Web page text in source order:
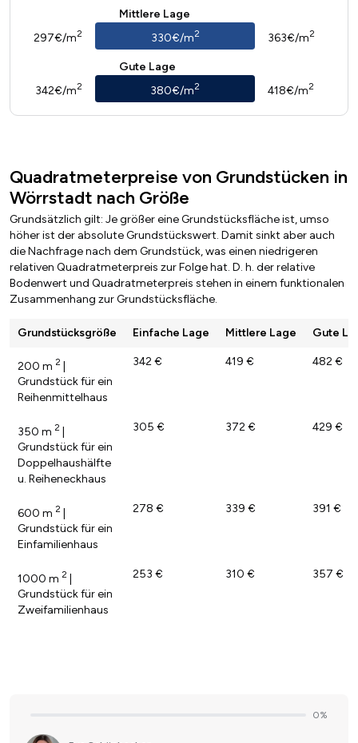
Mittlere Lage
297€/m2 330€/m2 363€/m2
Gute Lage
342€/m2 380€/m2 418€/m2
Quadratmeterpreise von Grundstücken in
Wörrstadt nach Größe
Grundsätzlich gilt: Je größer eine Grundstücksfläche ist, umso
höher ist der absolute Grundstückswert. Damit sinkt aber auch
die Nachfrage nach dem Grundstück, was einen niedrigeren
relativen Quadratmeterpreis zur Folge hat. D. h. der relative
Bodenwert und Quadratmeterpreis stehen in einem funktionalen
Zusammenhang zur Grundstücksfläche.
Grundstücksgröße Einfache Lage Mittlere Lage Gute
200 m 2 |
Grundstück für ein
Reihenmittelhaus
342 € 419 € 482 €
350 m 2 |
Grundstück für ein
Doppelhaushälfte
u. Reiheneckhaus
305 € 372 € 429 €
600 m 2 |
Grundstück für ein
Einfamilienhaus
278 € 339 € 391 €
1000 m 2 |
Grundstück für ein
Zweifamilienhaus
253 € 310 € 357 €